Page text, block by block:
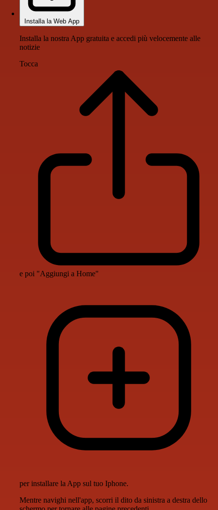
Installa la Web App
Installa la nostra App gratuita e accedi più velocemente alle
notizie
Tocca
e poi "Aggiungi a Home"
per installare la App sul tuo Iphone.
Mentre navighi nell'app, scorri il dito da sinistra a destra dello